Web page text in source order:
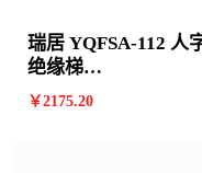
瑞居 YQFSA-112 人字
绝缘梯
3390*765*2265mm 11
￥2175.20